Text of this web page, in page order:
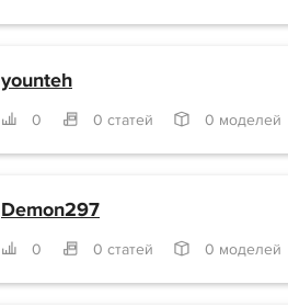
younteh
0 0 статей 0 моделей
Demon297
0 0 статей 0 моделей